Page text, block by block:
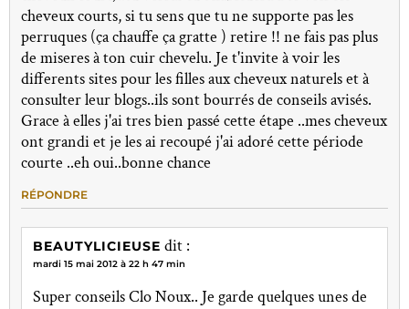
cheveux courts, si tu sens que tu ne supporte pas les
perruques (ça chauffe ça gratte ) retire !! ne fais pas plus
de miseres à ton cuir chevelu. Je t'invite à voir les
differents sites pour les filles aux cheveux naturels et à
consulter leur blogs..ils sont bourrés de conseils avisés.
Grace à elles j'ai tres bien passé cette étape ..mes cheveux
ont grandi et je les ai recoupé j'ai adoré cette période
courte ..eh oui..bonne chance
RÉPONDRE
BEAUTYLICIEUSE dit :
mardi 15 mai 2012 à 22 h 47 min
Super conseils Clo Noux.. Je garde quelques unes de